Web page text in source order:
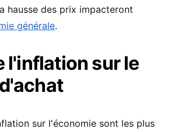
hausse des prix impacteront
générale.
l'inflation sur le
sur l'économie sont les plus